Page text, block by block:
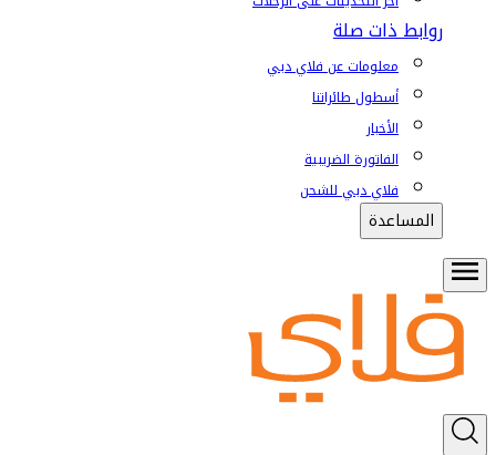
روابط ذات صلة
معلومات عن فلاي دبي
أسطول طائراتنا
الأخبار
الفاتورة الضريبية
فلاي دبي للشحن
المساعدة